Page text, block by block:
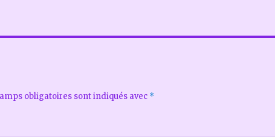
obligatoires sont indiqués avec *